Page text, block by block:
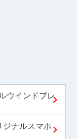
ウインドブレ
ジナルスマホ